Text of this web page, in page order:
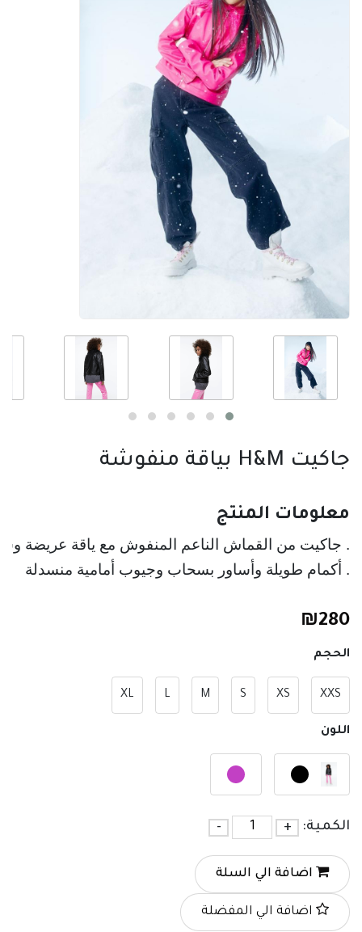
جاكيت H&M بياقة منفوشة
معلومات المنتج
. جاكيت من القماش الناعم المنفوش مع ياقة عريضة
. أكمام طويلة وأساور بسحاب وجيوب أمامية منسدلة
₪280
الحجم
XXS
XS
S
M
L
XL
اللون
الكمية: +
-
اضافة الي السلة
اضافة الي المفضلة